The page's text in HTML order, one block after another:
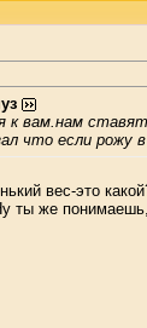
вам.нам
что если
вес-это
ты же